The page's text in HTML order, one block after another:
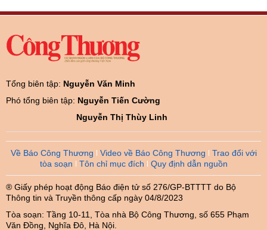
Tổng biên tập: Nguyễn Văn Minh
Phó tổng biên tập: Nguyễn Tiến Cường
Nguyễn Thị Thùy Linh
Về Báo Công Thương Video về Báo Công Thương
Trao đổi với
tòa soạn
Tôn chỉ mục đích Quy định dẫn nguồn
® Giấy phép hoạt động Báo điện tử số 276/GP-BTTTT do Bộ
Thông tin và Truyền thông cấp ngày 04/8/2023
Tòa soạn: Tầng 10-11, Tòa nhà Bộ Công Thương, số 655 Phạm
Văn Đồng, Nghĩa Đô, Hà Nội.